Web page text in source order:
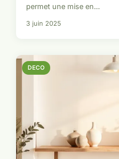
permet une mise en...
3 juin 2025
DECO